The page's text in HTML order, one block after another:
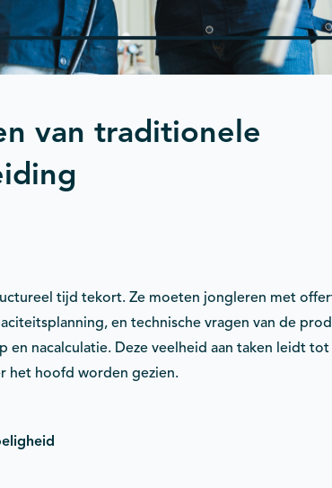
van traditionele
tijd tekort. Ze moeten jongleren met
en technische vragen van de
en nacalculatie. Deze veelheid aan taken leidt
het hoofd worden gezien.